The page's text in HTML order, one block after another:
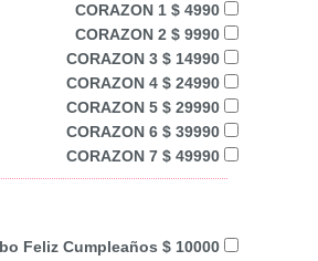
CORAZON 1 $ 4990
CORAZON 2 $ 9990
CORAZON 3 $ 14990
CORAZON 4 $ 24990
CORAZON 5 $ 29990
CORAZON 6 $ 39990
CORAZON 7 $ 49990
Feliz Cumpleaños $ 10000